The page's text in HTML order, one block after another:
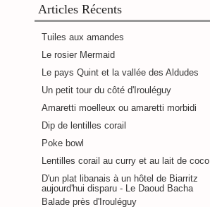
Articles Récents
Tuiles aux amandes
Le rosier Mermaid
Le pays Quint et la vallée des Aldudes
Un petit tour du côté d'Irouléguy
Amaretti moelleux ou amaretti morbidi
Dip de lentilles corail
Poke bowl
Lentilles corail au curry et au lait de coco
D'un plat libanais à un hôtel de Biarritz
aujourd'hui disparu - Le Daoud Bacha
Balade près d'Irouléguy